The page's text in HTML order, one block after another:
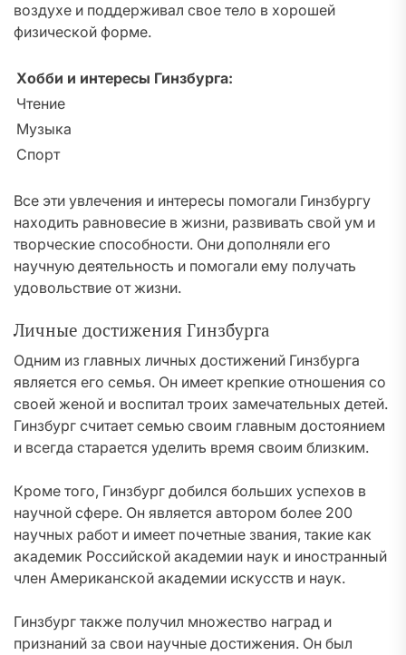
воздухе и поддерживал свое тело в хорошей
физической форме.
Хобби и интересы Гинзбурга:
Чтение
Музыка
Спорт
Все эти увлечения и интересы помогали Гинзбургу
находить равновесие в жизни, развивать свой ум и
творческие способности. Они дополняли его
научную деятельность и помогали ему получать
удовольствие от жизни.
Личные достижения Гинзбурга
Одним из главных личных достижений Гинзбурга
является его семья. Он имеет крепкие отношения со
своей женой и воспитал троих замечательных детей.
Гинзбург считает семью своим главным достоянием
и всегда старается уделить время своим близким.
Кроме того, Гинзбург добился больших успехов в
научной сфере. Он является автором более 200
научных работ и имеет почетные звания, такие как
академик Российской академии наук и иностранный
член Американской академии искусств и наук.
Гинзбург также получил множество наград и
признаний за свои научные достижения. Он был